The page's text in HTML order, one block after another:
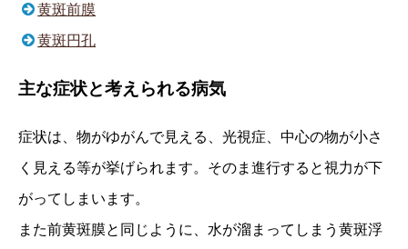
黄斑前膜
黄斑円孔
主な症状と考えられる病気
症状は、物がゆがんで見える、光視症、中心の物が小さ
く見える等が挙げられます。そのま進行すると視力が下
がってしまいます。
また前黄斑膜と同じように、水が溜まってしまう黄斑浮